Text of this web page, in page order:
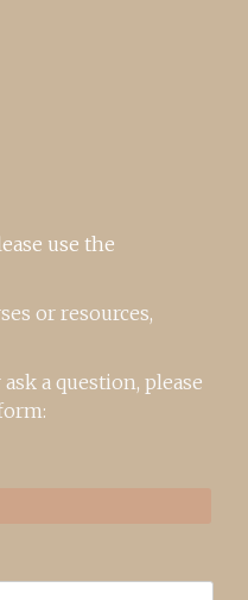
use the
or resources,
a question, please